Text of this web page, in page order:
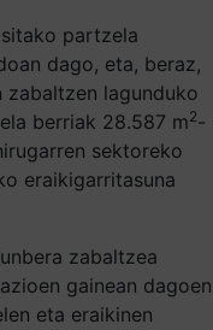
partzela
dago, eta, beraz,
zabaltzen lagunduko
berriak 28.587 m2-
sektoreko
eraikigarritasuna
zabaltzea
gainean dagoen
eta eraikinen